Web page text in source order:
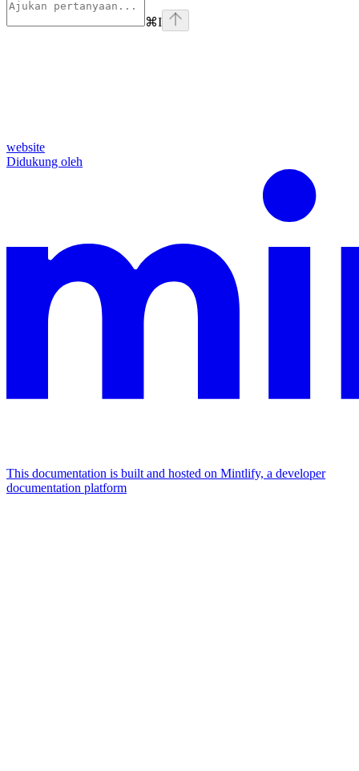
⌘I
website
Didukung oleh
This documentation is built and hosted on Mintlify, a developer
documentation platform